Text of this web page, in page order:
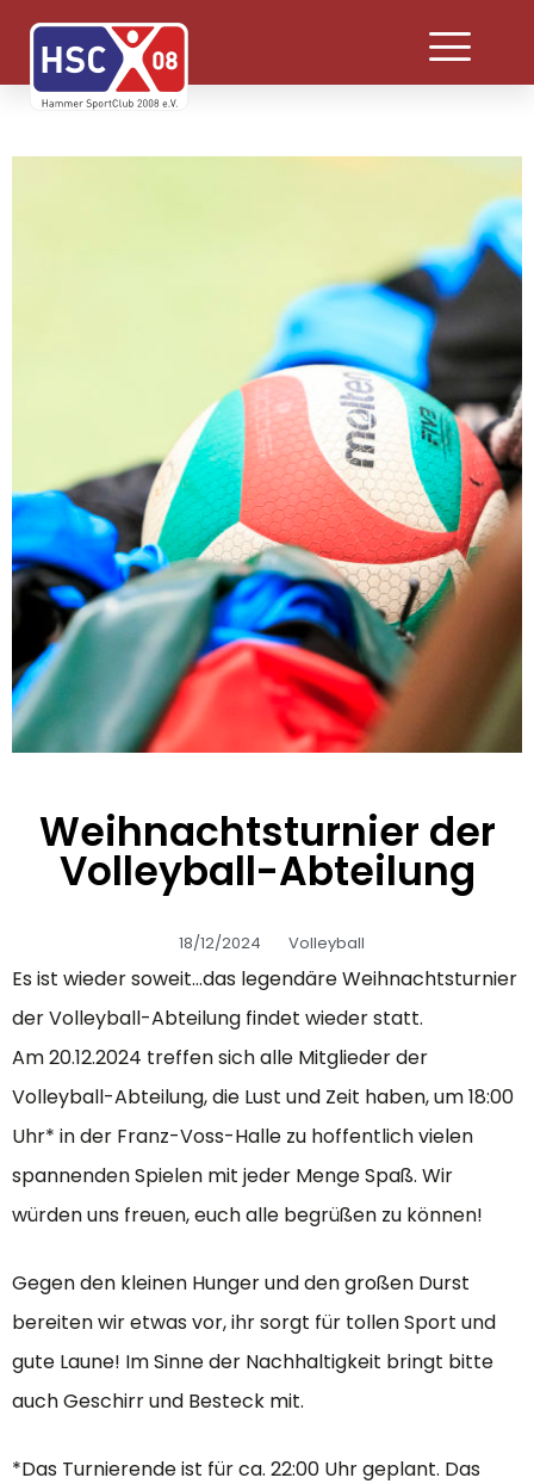
Weihnachtsturnier der
Volleyball-Abteilung
18/12/2024 Volleyball
Es ist wieder soweit…das legendäre Weihnachtsturnier
der Volleyball-Abteilung findet wieder statt.
Am 20.12.2024 treffen sich alle Mitglieder der
Volleyball-Abteilung, die Lust und Zeit haben, um 18:00
Uhr* in der Franz-Voss-Halle zu hoffentlich vielen
spannenden Spielen mit jeder Menge Spaß. Wir
würden uns freuen, euch alle begrüßen zu können!
Gegen den kleinen Hunger und den großen Durst
bereiten wir etwas vor, ihr sorgt für tollen Sport und
gute Laune! Im Sinne der Nachhaltigkeit bringt bitte
auch Geschirr und Besteck mit.
*Das Turnierende ist für ca. 22:00 Uhr geplant. Das